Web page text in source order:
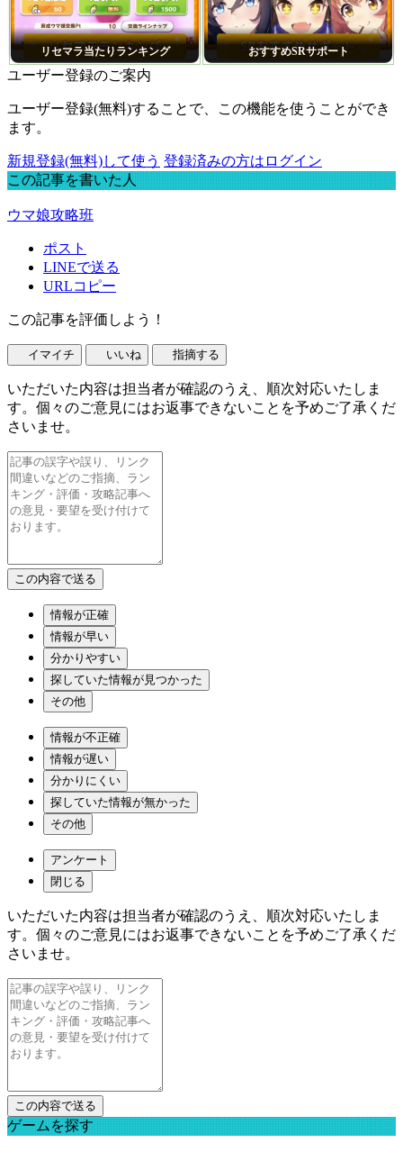
リセマラ当たりランキング おすすめSRサポート
ユーザー登録のご案内
ユーザー登録(無料)することで、この機能を使うことができ
ます。
新規登録(無料)して使う 登録済みの方はログイン
この記事を書いた人
ウマ娘攻略班
ポスト
LINEで送る
URLコピー
この記事を評価しよう！
イマイチ いいね 指摘する
いただいた内容は担当者が確認のうえ、順次対応いたしま
す。個々のご意見にはお返事できないことを予めご了承くだ
さいませ。
情報が正確
情報が早い
分かりやすい
探していた情報が見つかった
その他
情報が不正確
情報が遅い
分かりにくい
探していた情報が無かった
その他
アンケート
閉じる
いただいた内容は担当者が確認のうえ、順次対応いたしま
す。個々のご意見にはお返事できないことを予めご了承くだ
さいませ。
ゲームを探す